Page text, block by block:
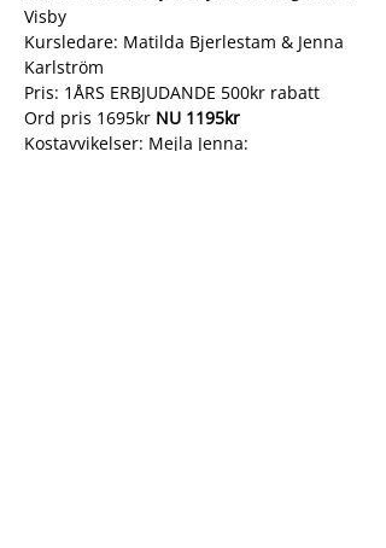
Visby
Kursledare: Matilda Bjerlestam & Jenna
Karlström
Pris: 1ÅRS ERBJUDANDE 500kr rabatt
Ord pris 1695kr NU 1195kr
Kostavvikelser: Mejla Jenna: